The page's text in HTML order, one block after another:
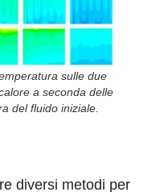
sulle due
a seconda delle
del fluido iniziale.
diversi metodi per